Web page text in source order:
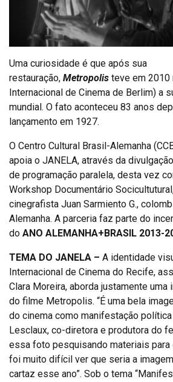
Uma curiosidade é que após sua
restauração, Metropolis teve em 2010
Internacional de Cinema de Berlim) a
mundial. O fato aconteceu 83 anos
lançamento em 1927.
O Centro Cultural Brasil-Alemanha
apoia o JANELA, através da
de programação paralela, desta vez
Workshop Documentário
cinegrafista Juan Sarmiento G.,
Alemanha. A parceria faz parte do
do ANO ALEMANHA+BRASIL 2013-
TEMA DO JANELA – A identidade
Internacional de Cinema do Recife,
Clara Moreira, aborda justamente uma
do filme Metropolis. “É uma bela
do cinema como manifestação
Lesclaux, co-diretora e produtora do
essa foto pesquisando materiais
foi muito difícil ver que seria a
cartaz esse ano”. Sob o tema